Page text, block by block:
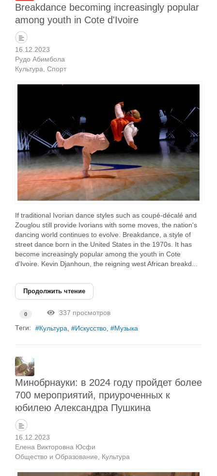
Breakdance becoming increasingly popular
among youth in Cote d'Ivoire
16.12.2023
Рудо Абимбола
Культура Спорт
If traditional Ivorian dance styles such as coupé-décalé and
Zouglou still provide Ivorians with some moves, the nation's
dancing world continues to evolve. Breakdance, a style of
street dance born in the United States in the 1970s. It has
become increasingly popular among the youth in Cote
d'Ivoire. Kevin Djanhoun, the reigning west African breakd...
Продолжить чтение
0
337 просмотров
Теги:
Культура Искусство Музыка
Минобрнауки: в 2024 году пройдет более
700 мероприятий, приуроченных к
юбилею Александра Пушкина
16.12.2023
Елена Викторовна Юсфи
Общество и Образование
Культура